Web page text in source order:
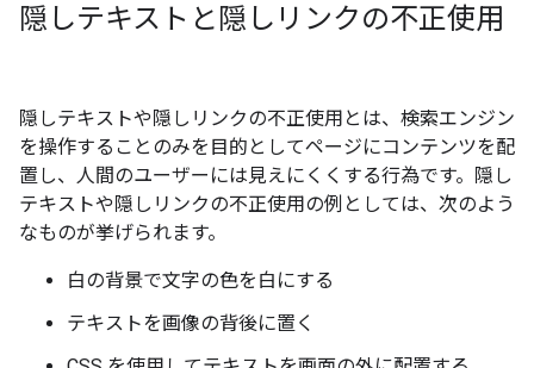
隠しテキストと隠しリンクの不正使用
隠しテキストや隠しリンクの不正使用とは、検索エンジン
を操作することのみを目的としてページにコンテンツを配
置し、人間のユーザーには見えにくくする行為です。隠し
テキストや隠しリンクの不正使用の例としては、次のよう
なものが挙げられます。
白の背景で文字の色を白にする
テキストを画像の背後に置く